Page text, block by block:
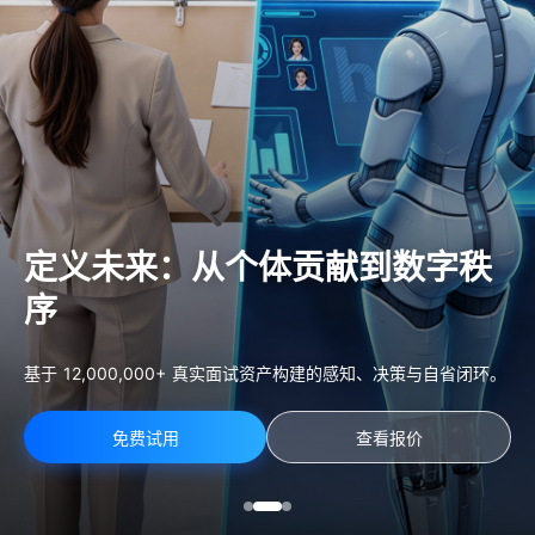
定义未来：从个体贡献到数字秩
序
基于 12,000,000+ 真实面试资产构建的感知、决策与自省闭环。
免费试用 查看报价